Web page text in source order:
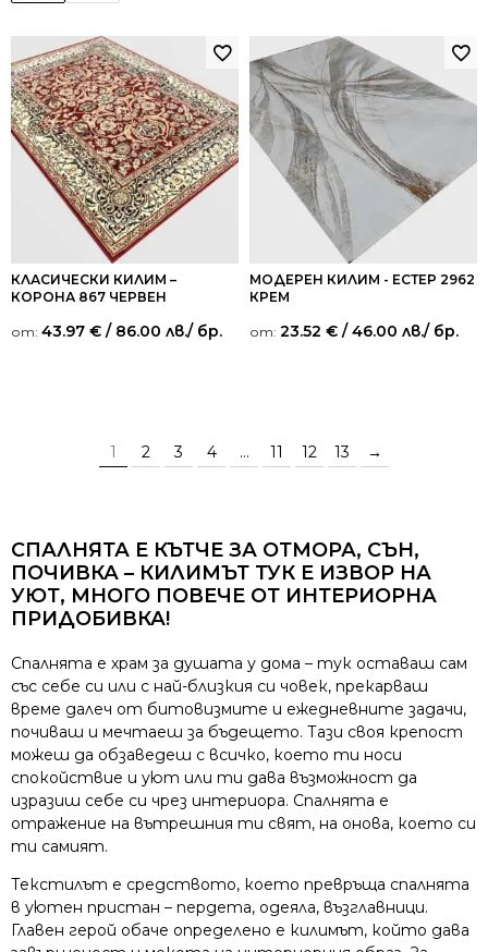
КЛАСИЧЕСКИ КИЛИМ –
КОРОНА 867 ЧЕРВЕН
от: 43.97 € / 86.00 лв./ бр.
МОДЕРЕН КИЛИМ - ЕСТЕР 2962
КРЕМ
от: 23.52 € / 46.00 лв./ бр.
1 2 3 4 … 11 12 13 →
СПАЛНЯТА Е КЪТЧЕ ЗА ОТМОРА, СЪН,
ПОЧИВКА – КИЛИМЪТ ТУК Е ИЗВОР НА
УЮТ, МНОГО ПОВЕЧЕ ОТ ИНТЕРИОРНА
ПРИДОБИВКА!
Спалнята е храм за душата у дома – тук оставаш сам
със себе си или с най-близкия си човек, прекарваш
време далеч от битовизмите и ежедневните задачи,
почиваш и мечтаеш за бъдещето. Тази своя крепост
можеш да обзаведеш с всичко, което ти носи
спокойствие и уют или ти дава възможност да
изразиш себе си чрез интериора. Спалнята е
отражение на вътрешния ти свят, на онова, което си
ти самият.
Текстилът е средството, което превръща спалнята
в уютен пристан – пердета, одеяла, възглавници.
Главен герой обаче определено е килимът, който дава